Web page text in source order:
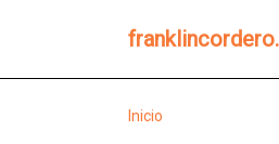
Inicio